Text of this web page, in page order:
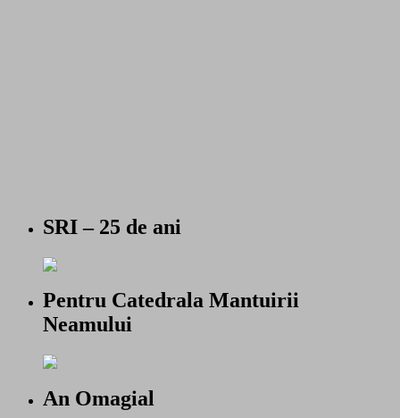
SRI – 25 de ani
Pentru Catedrala Mantuirii
Neamului
An Omagial